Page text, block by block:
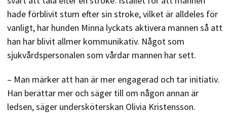
hade förblivit stum efter sin stroke, vilket är alldeles för
vanligt, har hunden Minna lyckats aktivera mannen så att
han har blivit allmer kommunikativ. Något som
sjukvårdspersonalen som vårdar mannen har sett.
– Man märker att han är mer engagerad och tar initiativ.
Han berättar mer och säger till om någon annan är
ledsen, säger undersköterskan Olivia Kristensson.